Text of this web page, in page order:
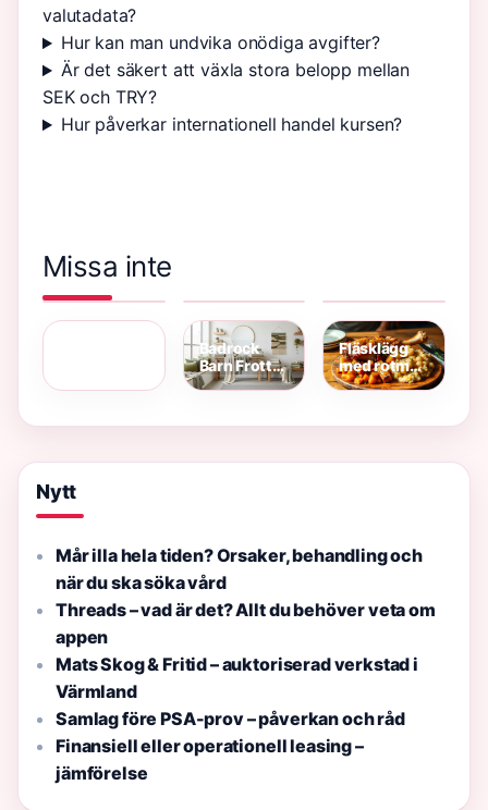
valutadata?
Hur kan man undvika onödiga avgifter?
Är det säkert att växla stora belopp mellan
SEK och TRY?
Hur påverkar internationell handel kursen?
Missa inte
Vilken olja
till min bil?
Hitta rätt
säkerhet
saftigt
recept &
guide
Konstig i
huvudet
Badrock
Barn Frotte
Lindex –
Fläsklägg
med rotmos
recept – så
Nytt
Mår illa hela tiden? Orsaker, behandling och
när du ska söka vård
Threads – vad är det? Allt du behöver veta om
appen
Mats Skog & Fritid – auktoriserad verkstad i
Värmland
Samlag före PSA-prov – påverkan och råd
Finansiell eller operationell leasing –
jämförelse